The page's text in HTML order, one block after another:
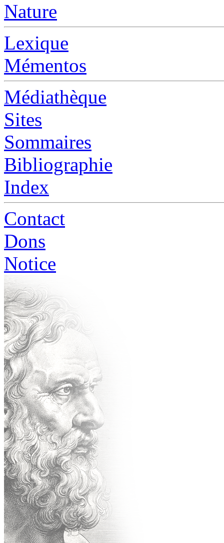
Nature
Lexique
Mémentos
Médiathèque
Sites
Sommaires
Bibliographie
Index
Contact
Dons
Notice